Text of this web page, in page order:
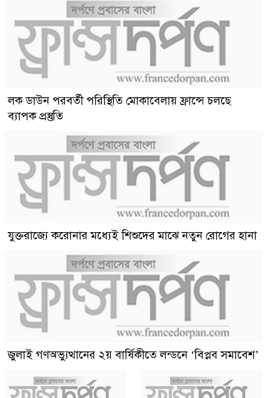
লক ডাউন পরবর্তী পরিস্থিতি মোকাবেলায় ফ্রান্সে চলছে
ব্যাপক প্রস্তুতি
যুক্তরাজ্যে করোনার মধ্যেই শিশুদের মাঝে নতুন রোগের হানা
জুলাই গণঅভ্যুত্থানের ২য় বার্ষিকীতে লন্ডনে ‘বিপ্লব সমাবেশ’